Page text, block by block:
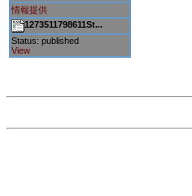
情報提供
1273511798611St...
Status: published
View